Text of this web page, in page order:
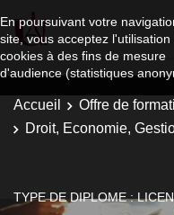
En poursuivant votre
site, vous acceptez l'utilisation
cookies à des fins de mesure
d'audience (statistiques
Accueil Offre de
Droit, Economie,
TYPE DE DIPLOME :